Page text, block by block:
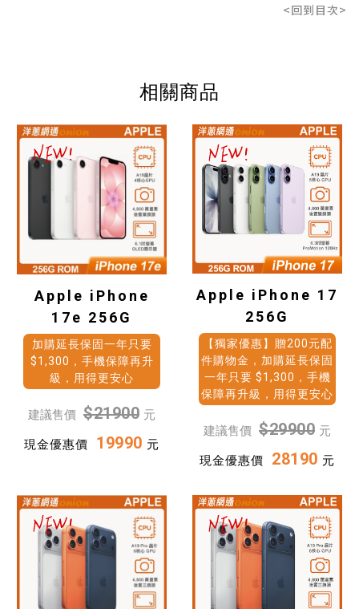
<回到目次>
相關商品
Apple iPhone
17e 256G
加購延長保固一年只要
$1,300，手機保障再升
級，用得更安心
建議售價 $21900 元
現金優惠價 19990 元
Apple iPhone 17
256G
【獨家優惠】贈200元配
件購物金，加購延長保固
一年只要 $1,300，手機
保障再升級，用得更安心
建議售價 $29900 元
現金優惠價 28190 元